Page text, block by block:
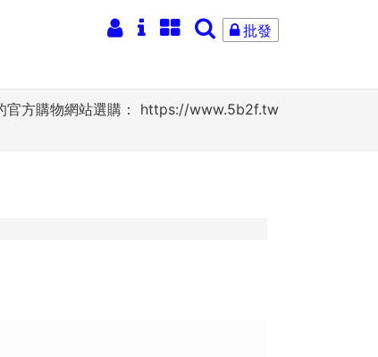
批發
官方購物網站選購： https://www.5b2f.tw